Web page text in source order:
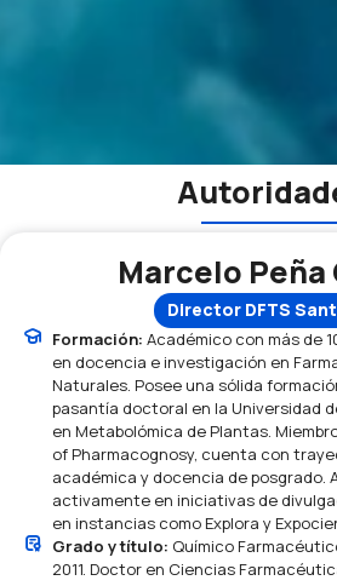
Marcelo Peña
Director DFTS
Formación: Académico con más de
en docencia e investigación en
Naturales. Posee una sólida
pasantía doctoral en la Universidad
en Metabolómica de Plantas.
of Pharmacognosy, cuenta con
académica y docencia de posgrado.
activamente en iniciativas de
en instancias como Explora y
Grado y título: Químico
2011. Doctor en Ciencias